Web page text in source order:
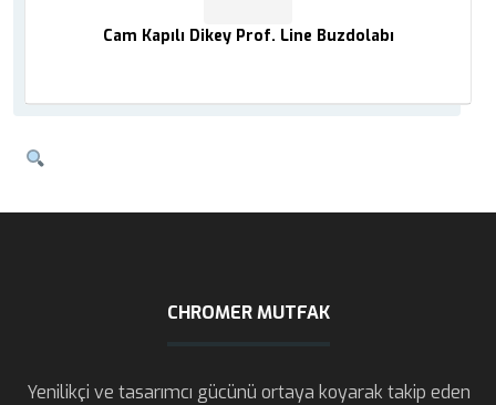
Cam Kapılı Dikey Prof. Line Buzdolabı
CHROMER MUTFAK
Yenilikçi ve tasarımcı gücünü ortaya koyarak takip eden